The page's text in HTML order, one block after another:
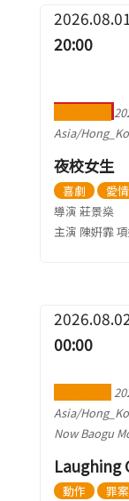
20:00
Asia/
夜校女生
喜劇
愛情
導演 莊景燊
主演 陳姸霏
00:00
Asia/
Now Baogu
Laughing
動作
罪案